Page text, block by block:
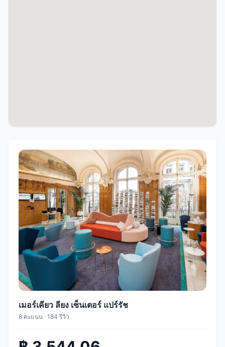
เมอร์เคียว ลียง เซ็นเตอร์ แปร์รัช
8 คะแนน · 184 รีวิว